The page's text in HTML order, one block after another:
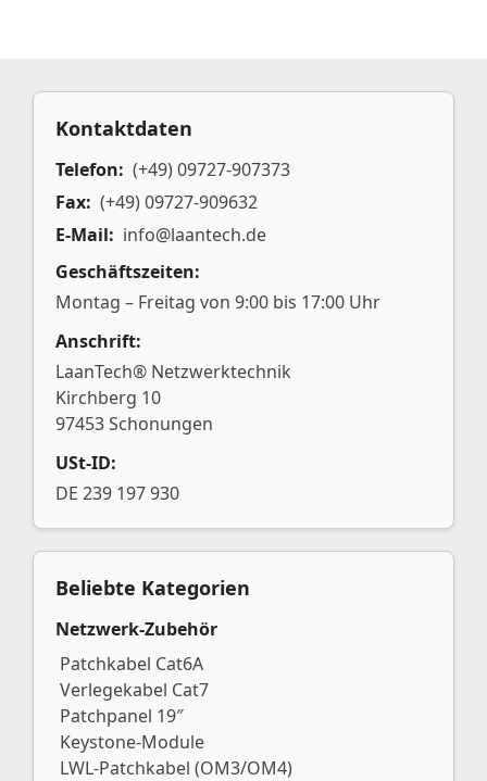
Kontaktdaten
Telefon: (+49) 09727-907373
Fax: (+49) 09727-909632
E-Mail: info@laantech.de
Geschäftszeiten:
Montag – Freitag von 9:00 bis 17:00 Uhr
Anschrift:
LaanTech® Netzwerktechnik
Kirchberg 10
97453 Schonungen
USt-ID:
DE 239 197 930
Beliebte Kategorien
Netzwerk-Zubehör
Patchkabel Cat6A
Verlegekabel Cat7
Patchpanel 19″
Keystone-Module
LWL-Patchkabel (OM3/OM4)